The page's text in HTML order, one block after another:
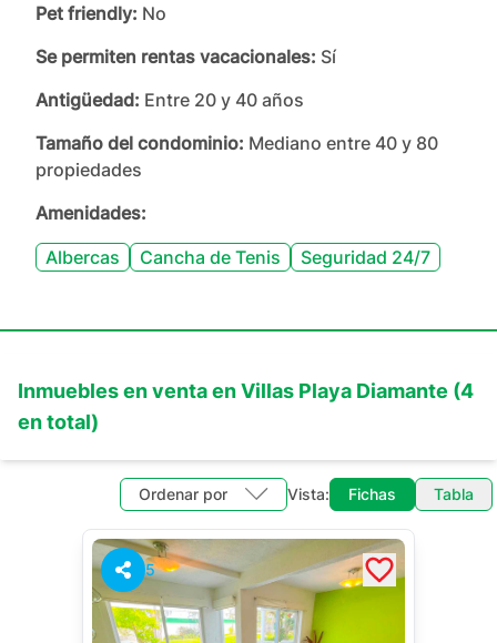
Pet friendly: No
Se permiten rentas vacacionales: Sí
Antigüedad: Entre 20 y 40 años
Tamaño del condominio: Mediano entre 40 y 80
propiedades
Amenidades:
Albercas
Cancha de Tenis Seguridad 24/7
Inmuebles enventaenVillas Playa Diamante (4
en total)
Ordenar por Vista: Fichas Tabla
5